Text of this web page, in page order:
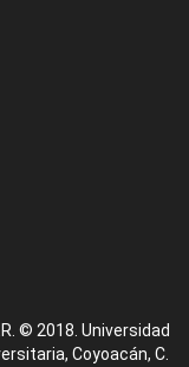
© 2018. Universidad
Coyoacán, C.